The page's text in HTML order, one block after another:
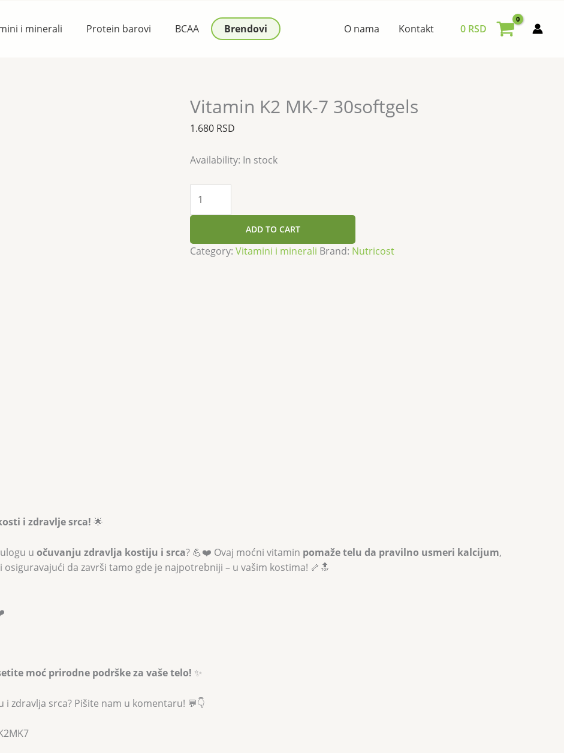
i minerali Protein barovi BCAA Brendovi O nama Kontakt 0 RSD
Vitamin K2 MK-7 30softgels
1.680 RSD
Availability: In stock
K2
MK-
ADD TO CART
Category: Vitamini i minerali Brand: Nutricost
i zdravlje srca! 🌟
u očuvanju zdravlja kostiju i srca? 💪❤️ Ovaj moćni vitamin pomaže telu da pravilno usmeri kalcijum,
da završi tamo gde je najpotrebniji – u vašim kostima! 🦴🔝
moć prirodne podrške za vaše telo! ✨
zdravlja srca? Pišite nam u komentaru! 💬👇